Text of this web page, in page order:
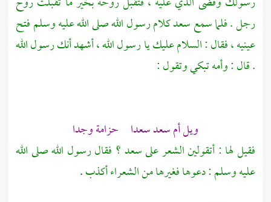
رجل . فلما سمعسعدكلام رسول الله صلى الله عليه وسلم فتح
عينيه ، فقال : السلام عليك يا رسول الله ، أشهد أنك رسول الله
. قال : وأمه تبكي وتقول :
ويلأم سعدسعدا حزامة وجدا
فقيل لها : أتقولين الشعر علىسعد ؟ فقال رسول الله صلى الله
عليه وسلم : دعوها فغيرها من الشعراء أكذب.